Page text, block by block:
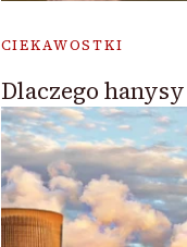
CIEKAWOSTKI
Dlaczego hanysy